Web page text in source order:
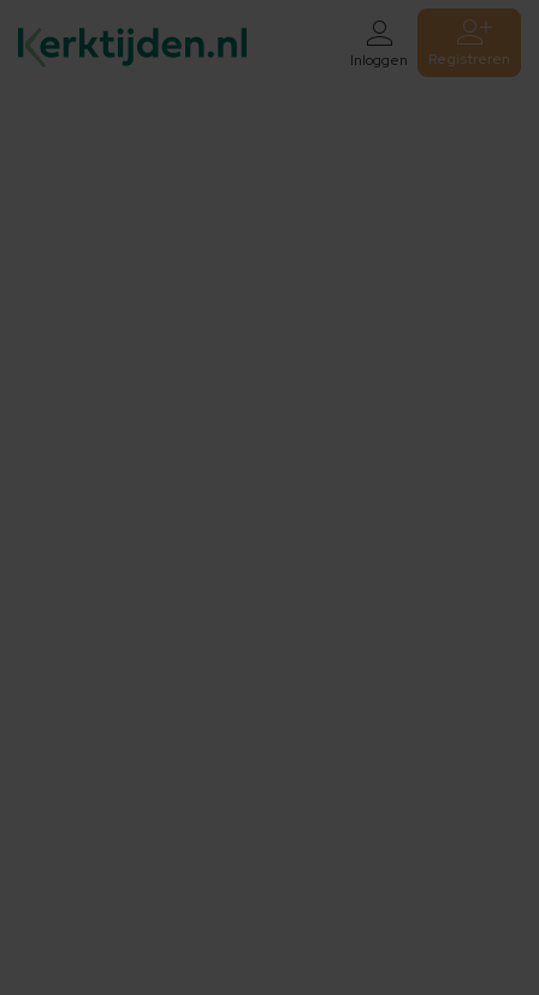
Inloggen Registreren